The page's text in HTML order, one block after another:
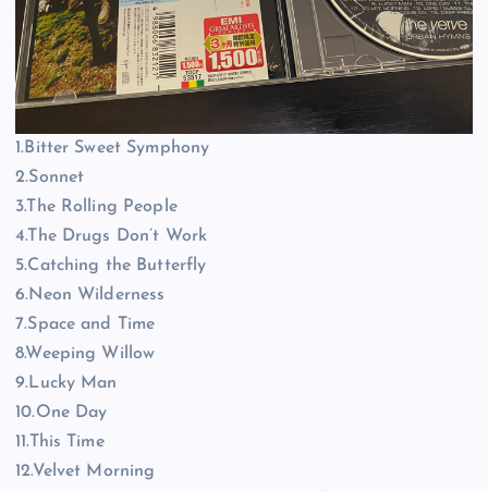
1.Bitter Sweet Symphony
2.Sonnet
3.The Rolling People
4.The Drugs Don’t Work
5.Catching the Butterfly
6.Neon Wilderness
7.Space and Time
8.Weeping Willow
9.Lucky Man
10.One Day
11.This Time
12.Velvet Morning